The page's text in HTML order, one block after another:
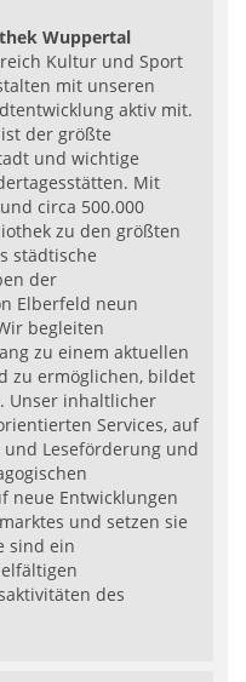
Wuppertal
Kultur und Sport
mit unseren
aktiv mit.
der größte
und wichtige
Mit
circa 500.000
zu den größten
städtische
der
Elberfeld neun
begleiten
zu einem aktuellen
zu ermöglichen, bildet
Unser inhaltlicher
Services, auf
Leseförderung und
neue Entwicklungen
und setzen sie
sind ein
des